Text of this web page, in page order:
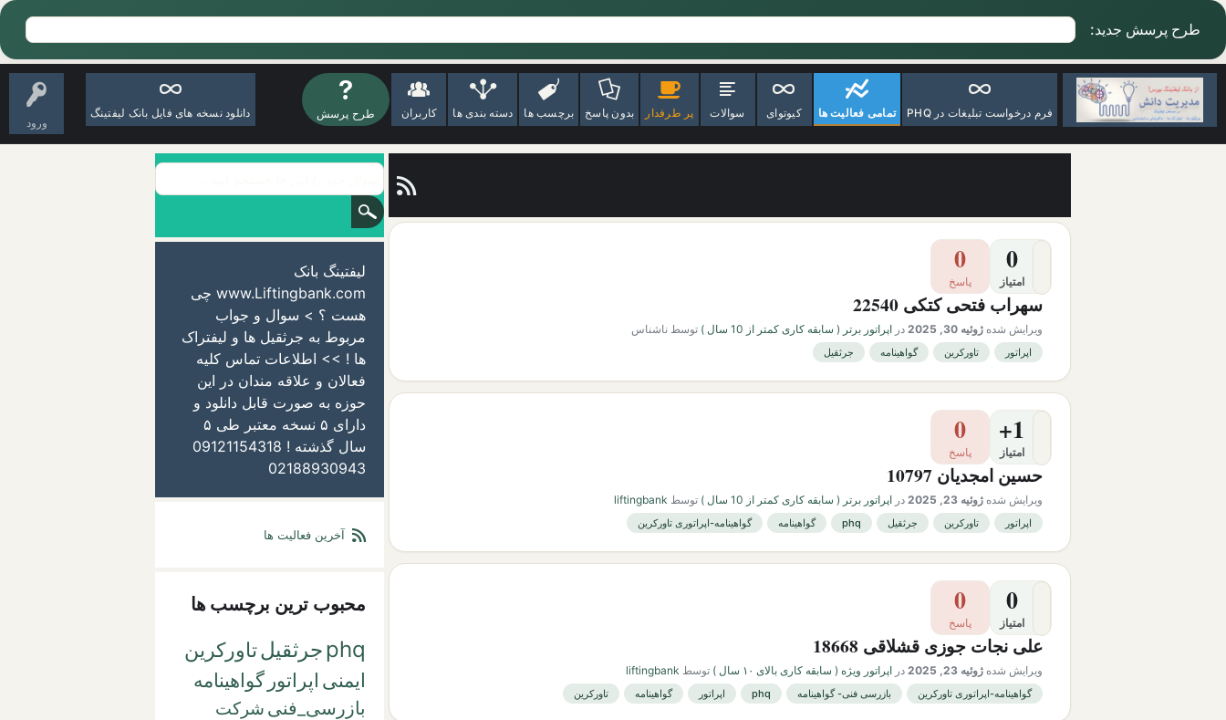
طرح پرسش جدید:
ورود
فرم درخواست تبلیغات در PHQ تمامی فعالیت ها کیوتوای سوالات پر طرفدار بدون پاسخ برچسب ها دسته بندی ها کاربران طرح پرسش دانلود نسخه های فایل بانک لیفتینگ
0
امتیاز
0
پاسخ
سهراب فتحی کتکی 22540
ویرایش شده ژوئیه 30, 2025 در اپراتور برتر ( سابقه کاری کمتر از 10 سال ) توسط ناشناس
اپراتور تاورکرین گواهینامه جرثقیل
+1
امتیاز
0
پاسخ
حسین امجدیان 10797
ویرایش شده ژوئیه 23, 2025 در اپراتور برتر ( سابقه کاری کمتر از 10 سال ) توسط liftingbank
اپراتور تاورکرین جرثقیل phq گواهینامه گواهینامه-اپراتوری تاورکرین
0
امتیاز
0
پاسخ
علی نجات جوزی قشلاقی 18668
ویرایش شده ژوئیه 23, 2025 در اپراتور ویژه ( سابقه کاری بالای ۱۰ سال ) توسط liftingbank
گواهینامه-اپراتوری تاورکرین بازرسی فنی- گواهینامه phq اپراتور گواهینامه تاورکرین
لیفتینگ بانک
www.Liftingbank.com چی
هست ؟ > سوال و جواب
مربوط به جرثقیل ها و لیفتراک
ها ! >> اطلاعات تماس کلیه
فعالان و علاقه مندان در این
حوزه به صورت قابل دانلود و
دارای ۵ نسخه معتبر طی ۵
سال گذشته ! 09121154318
02188930943
آخرین فعالیت ها
محبوب ترین برچسب ها
phqجرثقیلتاورکرین
ایمنی اپراتور گواهینامه
بازرسی_فنی شرکت